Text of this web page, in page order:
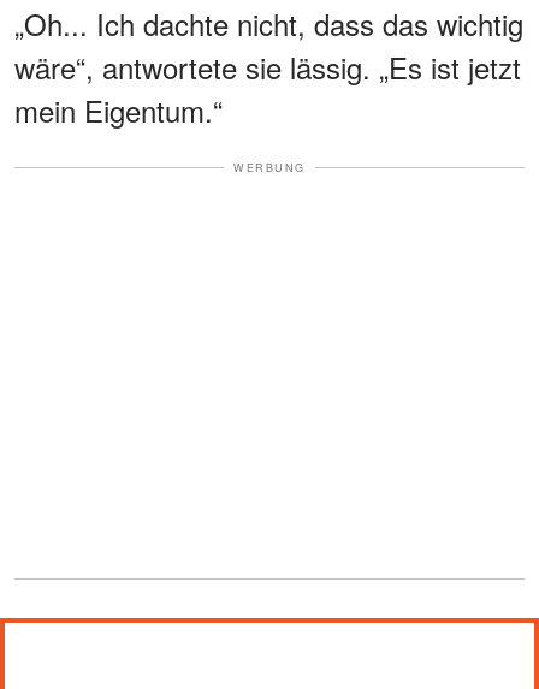
„Oh... Ich dachte nicht, dass das wichtig
wäre“, antwortete sie lässig. „Es ist jetzt
mein Eigentum.“
WERBUNG